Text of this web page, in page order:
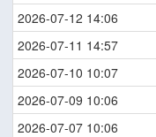
2026-07-12 14:06
2026-07-11 14:57
2026-07-10 10:07
2026-07-09 10:06
2026-07-07 10:06